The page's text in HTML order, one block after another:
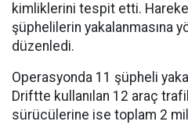
kimliklerini tespit etti.
şüphelilerin yakalanmasına
düzenledi.
Operasyonda 11 şüpheli
Driftte kullanılan 12 araç
sürücülerine ise toplam 2